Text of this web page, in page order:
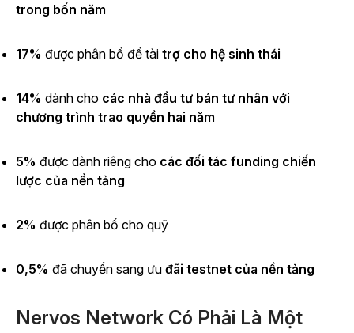
trong bốn năm
17% được phân bổ để tài trợ cho hệ sinh thái
14% dành cho các nhà đầu tư bán tư nhân với
chương trình trao quyền hai năm
5% được dành riêng cho các đối tác funding chiến
lược của nền tảng
2% được phân bổ cho quỹ
0,5% đã chuyển sang ưu đãi testnet của nền tảng
Nervos Network Có Phải Là Một